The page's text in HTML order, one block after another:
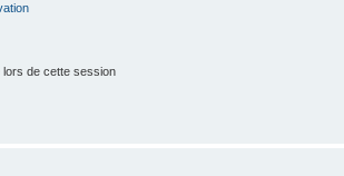
de cette session